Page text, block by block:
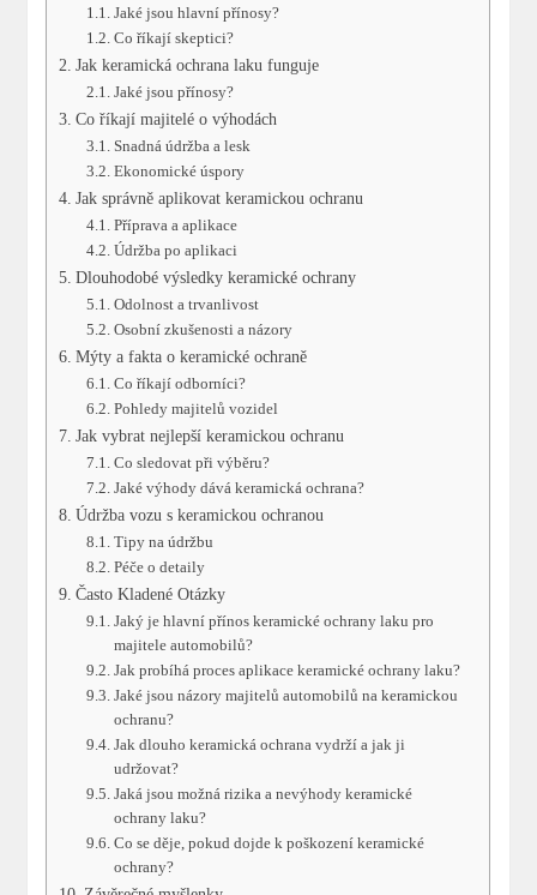
Jaké ‍jsou ‌hlavní přínosy?
Co ⁤říkají skeptici?
Jak keramická ochrana laku funguje
Jaké jsou přínosy?
Co říkají majitelé o výhodách
Snadná údržba a lesk
Ekonomické úspory
Jak ‍správně aplikovat⁤ keramickou ochranu
Příprava⁢ a‍ aplikace
Údržba po‍ aplikaci
Dlouhodobé výsledky keramické ochrany
Odolnost a‍ trvanlivost
Osobní zkušenosti a názory
Mýty a fakta ‌o keramické ochraně
Co‍ říkají odborníci?
Pohledy ⁢majitelů ⁢vozidel
Jak vybrat nejlepší ‍keramickou ⁢ochranu
Co‌ sledovat při výběru?
Jaké⁢ výhody dává keramická ochrana?
Údržba vozu s keramickou ochranou
Tipy na údržbu
Péče o‍ detaily
Často‍ Kladené Otázky
Jaký je hlavní přínos keramické ochrany laku pro
majitele automobilů?
Jak ‍probíhá proces aplikace keramické ochrany laku?
Jaké jsou názory ⁤majitelů automobilů na keramickou
ochranu?
Jak dlouho ⁣keramická ochrana vydrží ⁢a ⁣jak ⁤ji
udržovat?
Jaká jsou možná rizika a ‍nevýhody keramické
ochrany laku?
Co se děje, pokud dojde k poškození keramické
ochrany?